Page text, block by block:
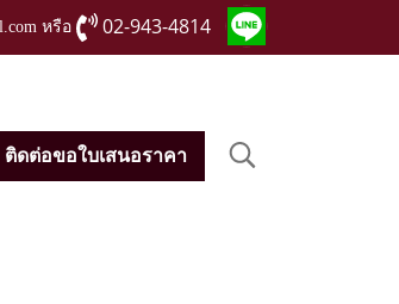
หรือ 02-943-4814
ติดต่อขอใบเสนอราคา